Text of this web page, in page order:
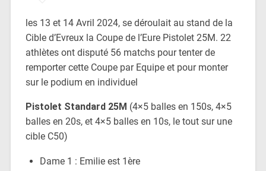
les 13 et 14 Avril 2024, se déroulait au stand de la
Cible d’Evreux la Coupe de l’Eure Pistolet 25M. 22
athlètes ont disputé 56 matchs pour tenter de
remporter cette Coupe par Equipe et pour monter
sur le podium en individuel
Pistolet Standard 25M (4×5 balles en 150s, 4×5
balles en 20s, et 4×5 balles en 10s, le tout sur une
cible C50)
Dame 1 : Emilie est 1ère